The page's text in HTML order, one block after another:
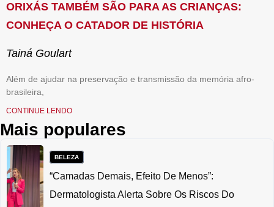
ORIXÁS TAMBÉM SÃO PARA AS CRIANÇAS:
CONHEÇA O CATADOR DE HISTÓRIA
Tainá Goulart
Além de ajudar na preservação e transmissão da memória afro-
brasileira,
CONTINUE LENDO
Mais populares
BELEZA
“Camadas Demais, Efeito De Menos”:
Dermatologista Alerta Sobre Os Riscos Do